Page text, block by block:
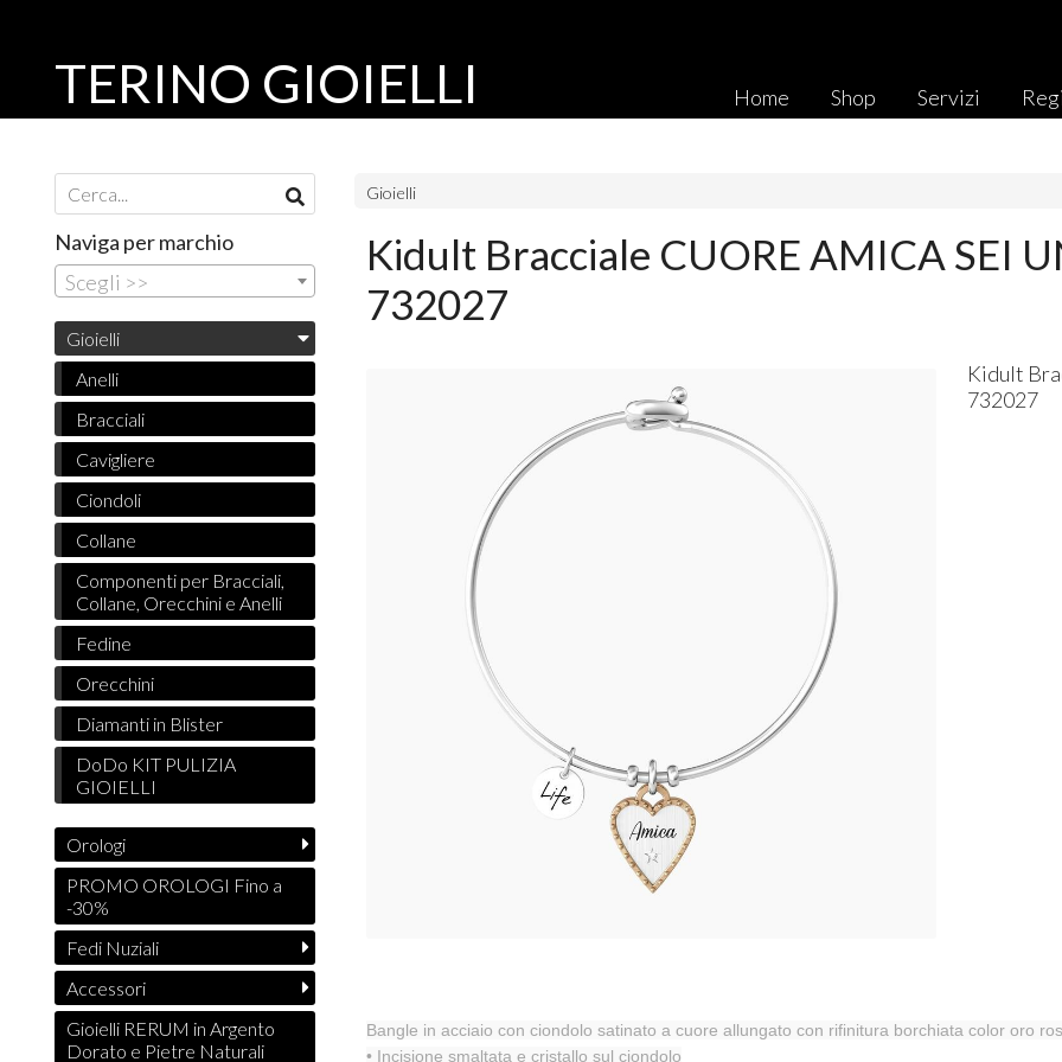
Home Shop Servizi
TERINO GIOIELLI
Gioielli
Kidult Bracciale CUORE AMICA SEI
732027
Kidult
732027
Bangle in acciaio con ciondolo satinato a cuore allungato con rifinitura borchiata color oro
• Incisione smaltata e cristallo sul ciondolo
Naviga per marchio
Scegli >>
Gioielli
Anelli
Bracciali
Cavigliere
Ciondoli
Collane
Componenti per Bracciali,
Collane, Orecchini e Anelli
Fedine
Orecchini
Diamanti in Blister
DoDo KIT PULIZIA
GIOIELLI
Orologi
PROMO OROLOGI Fino a
-30%
Fedi Nuziali
Accessori
Gioielli RERUM in Argento
Dorato e Pietre Naturali